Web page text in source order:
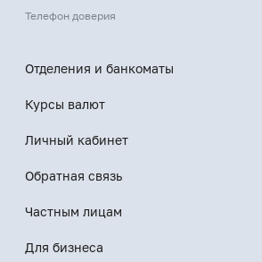
Телефон доверия
Отделения и банкоматы
Курсы валют
Личный кабинет
Обратная связь
Частным лицам
Для бизнеса